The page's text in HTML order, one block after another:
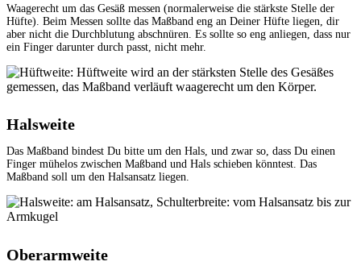
Waagerecht um das Gesäß messen (normalerweise die stärkste Stelle der
Hüfte). Beim Messen sollte das Maßband eng an Deiner Hüfte liegen, dir
aber nicht die Durchblutung abschnüren. Es sollte so eng anliegen, dass nur
ein Finger darunter durch passt, nicht mehr.
Halsweite
Das Maßband bindest Du bitte um den Hals, und zwar so, dass Du einen
Finger mühelos zwischen Maßband und Hals schieben könntest. Das
Maßband soll um den Halsansatz liegen.
Oberarmweite